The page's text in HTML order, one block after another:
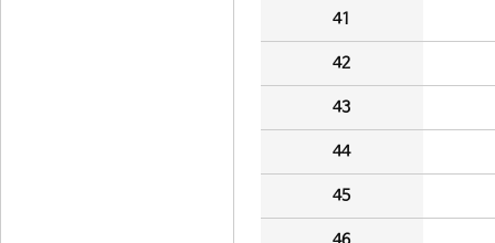
41
42
43
44
45
46